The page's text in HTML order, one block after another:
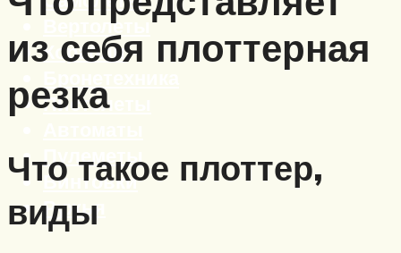
Вертолеты
Корабли
Пистолеты
Пулеметы
Винтовки
Ружья
из себя плоттерная
резка
Что такое плоттер,
виды